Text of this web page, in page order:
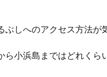
ぶしへのアクセス方法が
ら小浜島まではどれくら